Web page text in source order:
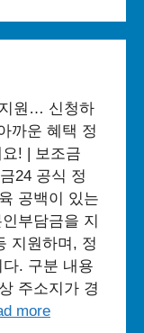
원… 신청하
까운 혜택 정
! | 보조금
24 공식 정
공백이 있는
부담금을 지
지원하며, 정
. 구분 내용
주소지가 경
more